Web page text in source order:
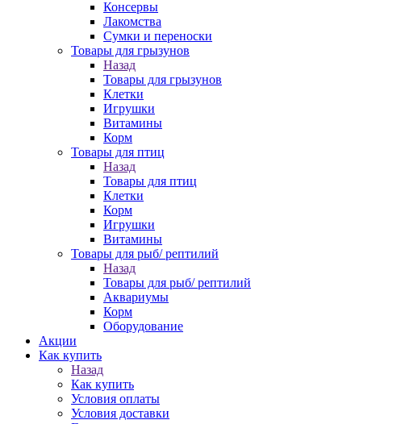
Консервы
Лакомства
Сумки и переноски
Товары для грызунов
Назад
Товары для грызунов
Клетки
Игрушки
Витамины
Корм
Товары для птиц
Назад
Товары для птиц
Клетки
Корм
Игрушки
Витамины
Товары для рыб/ рептилий
Назад
Товары для рыб/ рептилий
Аквариумы
Корм
Оборудование
Акции
Как купить
Назад
Как купить
Условия оплаты
Условия доставки